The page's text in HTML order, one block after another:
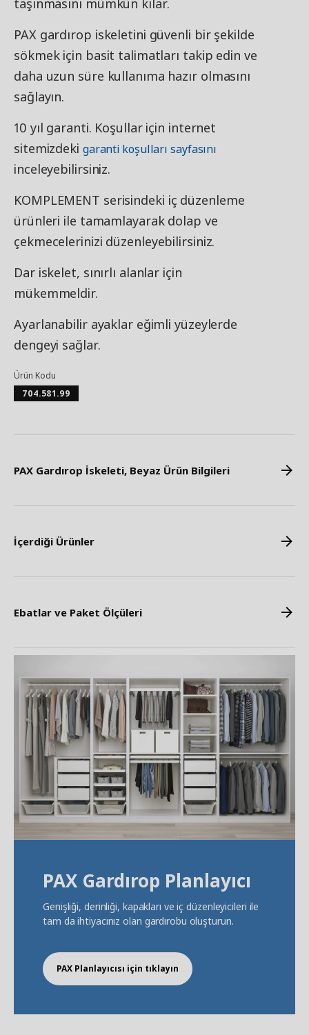
taşınmasını mümkün kılar.
PAX gardırop iskeletini güvenli bir şekilde
sökmek için basit talimatları takip edin ve
daha uzun süre kullanıma hazır olmasını
sağlayın.
10 yıl garanti. Koşullar için internet
sitemizdeki garanti koşulları sayfasını
inceleyebilirsiniz.
KOMPLEMENT serisindeki iç düzenleme
ürünleri ile tamamlayarak dolap ve
çekmecelerinizi düzenleyebilirsiniz.
Dar iskelet, sınırlı alanlar için
mükemmeldir.
Ayarlanabilir ayaklar eğimli yüzeylerde
dengeyi sağlar.
Ürün Kodu
704.581.99
PAX Gardırop İskeleti, Beyaz Ürün Bilgileri
İçerdiği Ürünler
Ebatlar ve Paket Ölçüleri
PAX Gardırop Planlayıcı
Genişliği, derinliği, kapakları ve iç düzenleyicileri ile
tam da ihtiyacınız olan gardırobu oluşturun.
PAX Planlayıcısı için tıklayın